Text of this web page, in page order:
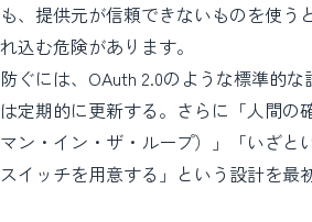
も、提供元が信頼できないものを使う
れ込む危険があります。
防ぐには、OAuth 2.0のような標準的
は定期的に更新する。さらに「人間の
マン・イン・ザ・ループ）」「いざと
スイッチを用意する」という設計を最